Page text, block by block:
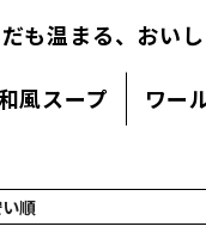
も温まる、おい
風スープ ワー